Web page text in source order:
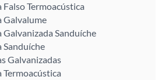
Falso Termoacústica
Galvalume
Galvanizada Sanduíche
Sanduíche
Galvanizadas
Termoacústica